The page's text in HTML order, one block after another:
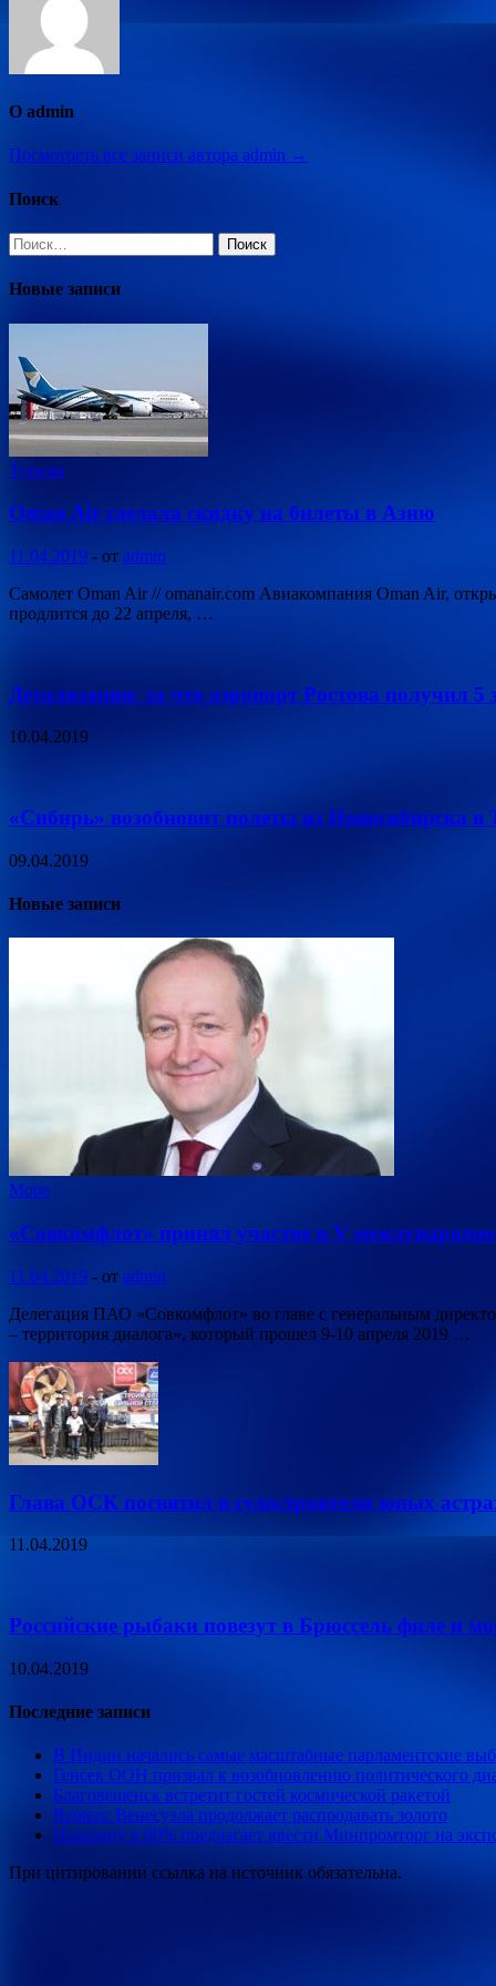
О admin
Посмотреть все записи автора admin →
Поиск
Найти:
Новые записи
Туризм
Oman Air сделала скидку на билеты в Азию
11.04.2019 - от admin
Самолет Oman Air // omanair.com Авиакомпания Oman Air,
продлится до 22 апреля, …
Детализация: за что аэропорт Ростова получил 5
10.04.2019
«Сибирь» возобновит полеты из Новосибирска в
09.04.2019
Новые записи
Море
«Совкомфлот» принял участие в V
11.04.2019 - от admin
Делегация ПАО «Совкомфлот» во главе с генеральным
– территория диалога», который прошел 9-10 апреля 2019 …
Глава ОСК посвятил в судостроители юных
11.04.2019
Российские рыбаки повезут в Брюссель филе и
10.04.2019
Последние записи
В Индии начались самые масштабные парламентские
Генсек ООН призвал к возобновлению политического
Благовещенск встретит гостей космической ракетой
Reuters: Венесуэла продолжает распродавать золото
Пошлину в 80% предлагает ввести Минпромторг на
При цитировании ссылка на источник обязательна.